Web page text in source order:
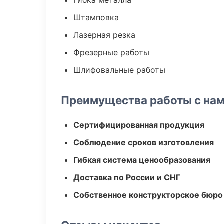
Штамповка
Лазерная резка
Фрезерные работы
Шлифовальные работы
Преимущества работы с
Сертифицированная продукция
Соблюдение сроков изготовления
Гибкая система ценообразования
Доставка по России и СНГ
Собственное конструкторское бюро